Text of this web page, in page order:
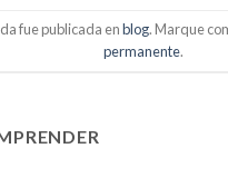
fue publicada enblog. Marque
permanente.